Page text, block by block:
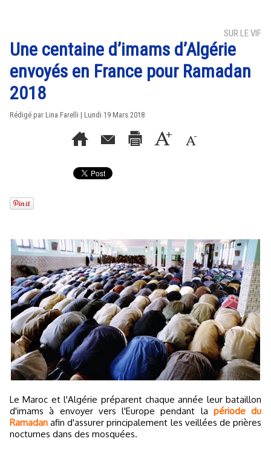
SUR LE VIF
Une centaine d’imams d’Algérie
envoyés en France pour Ramadan
2018
Rédigé par Lina Farelli | Lundi 19 Mars 2018
Le Maroc et l'Algérie préparent chaque année leur bataillon
d'imams à envoyer vers l'Europe pendant la période du
Ramadan afin d'assurer principalement les veillées de prières
nocturnes dans des mosquées.